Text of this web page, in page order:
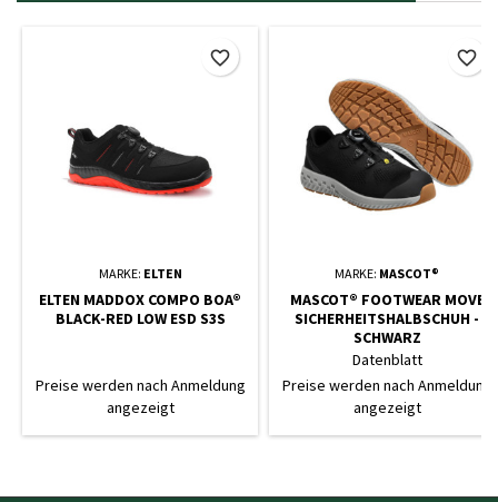
MARKE: ELTEN
ELTEN MADDOX COMPO BOA®
BLACK-RED LOW ESD S3S
Preise werden nach Anmeldung
angezeigt
favorite_border
MARKE: MASCOT®
MASCOT® FOOTWEAR MOVE
SICHERHEITSHALBSCHUH -
SCHWARZ
Datenblatt
Preise werden nach Anmeldung
angezeigt
favorite_border